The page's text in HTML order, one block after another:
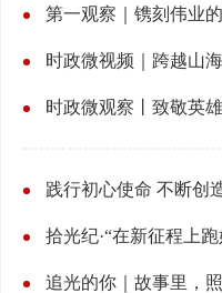
第一观察｜镌刻伟业
时政微视频｜跨越山
时政微观察丨致敬英
拾光纪·“在新征程上
追光的你｜故事里，